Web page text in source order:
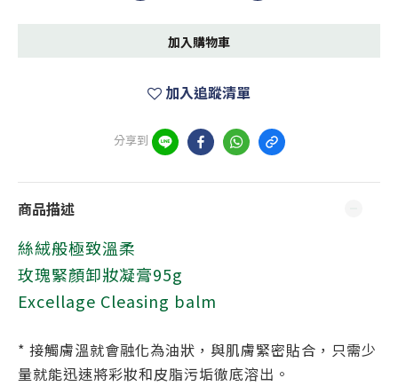
加入購物車
加入追蹤清單
分享到
商品描述
絲絨般極致溫柔
玫瑰緊顏卸妝凝膏95g
Excellage Cleasing balm
* 接觸膚溫就會融化為油狀，與肌膚緊密貼合，只需少
量就能迅速將彩妝和皮脂污垢徹底溶出。